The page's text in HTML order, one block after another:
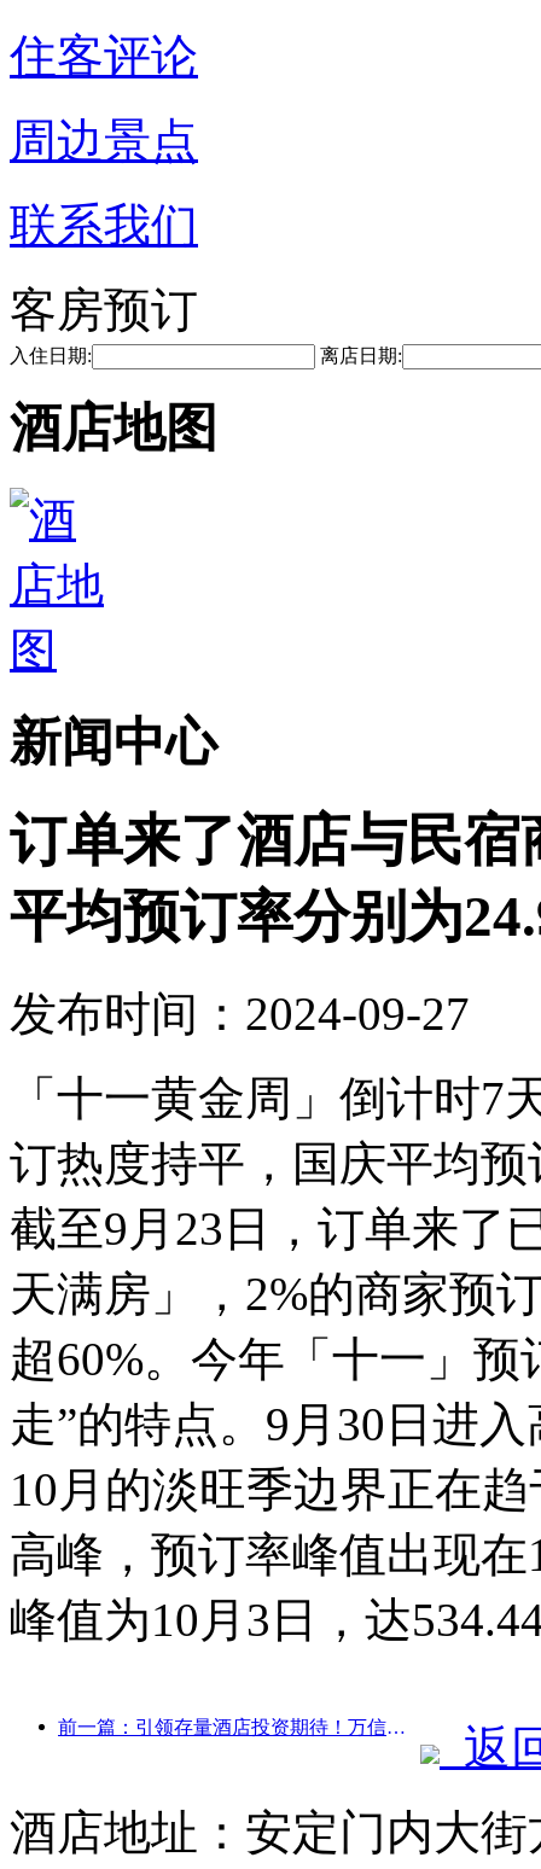
住客评论
周边景点
联系我们
客房预订
入住日期: 离店日期:
酒店地图
新闻中心
订单来了酒店与民
平均预订率分别为
发布时间：2024-09-27
「十一黄金周」倒计时
订热度持平，国庆平均预
截至9月23日，订单来了
天满房」，2%的商家预
超60%。今年「十一」
走”的特点。9月30日进
10月的淡旺季边界正在
高峰，预订率峰值出现
峰值为10月3日，达
前一篇：引领存量酒店投资期待！万信至格酒店荣获“存量酒店卓越管理品牌”行业赞誉
返
酒店地址：安定门内大